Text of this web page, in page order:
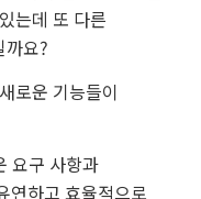
는데 또 다른
까요?
로운 기능들이
요구 사항과
연하고 효율적으로